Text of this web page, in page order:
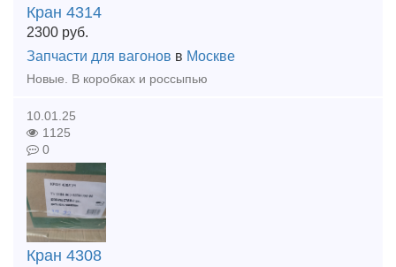
Кран 4314
2300 руб.
Запчасти для вагонов в Москве
Новые. В коробках и россыпью
10.01.25
1125
0
Кран 4308